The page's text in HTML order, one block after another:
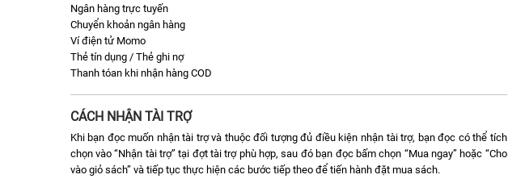
Ngân hàng trực tuyến
Chuyển khoản ngân hàng
Ví điện tử Momo
Thẻ tín dụng / Thẻ ghi nợ
Thanh tóan khi nhận hàng COD
CÁCH NHẬN TÀI TRỢ
Khi bạn đọc muốn nhận tài trợ và thuộc đối tượng đủ điều kiện nhận tài trợ, bạn đọc có thể tích
chọn vào “Nhận tài trợ” tại đợt tài trợ phù hợp, sau đó bạn đọc bấm chọn “Mua ngay” hoặc “Cho
vào giỏ sách” và tiếp tục thực hiện các bước tiếp theo để tiến hành đặt mua sách.